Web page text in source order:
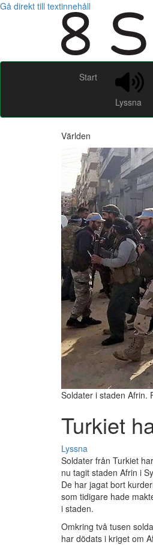
Gå direkt till textinnehåll
Start
Lyssna
Världen
Soldater i staden Afrin.
Turkiet
Lyssna
Soldater från Turkiet har
nu tagit staden Afrin i
De har jagat bort
som tidigare hade
i staden.
Omkring två tusen
har dödats i kriget om